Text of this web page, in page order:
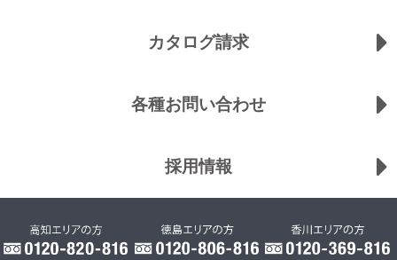
カタログ請求
各種お問い合わせ
採用情報